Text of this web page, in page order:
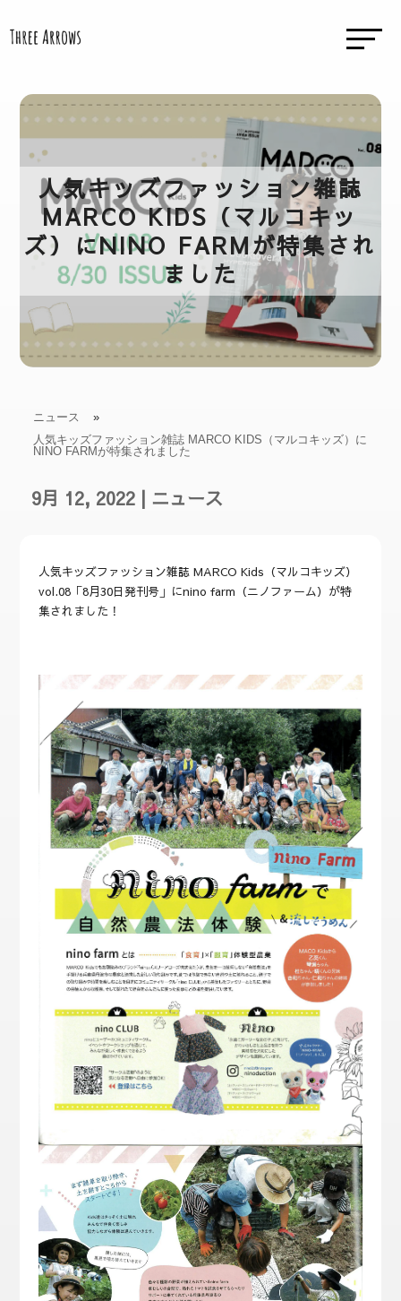
人気キッズファッション雑誌
MARCO KIDS（マルコキッ
ズ）にNINO FARMが特集され
ました
ニュース
»
人気キッズファッション雑誌 MARCO KIDS（マルコキッズ）に
NINO FARMが特集されました
9月 12, 2022 | ニュース
人気キッズファッション雑誌 MARCO Kids（マルコキッズ）
vol.08「8月30日発刊号」にnino farm（ニノファーム）が特
集されました！